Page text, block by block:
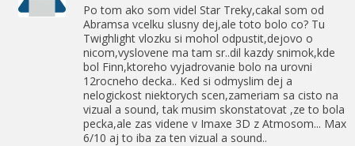
Po tom ako som videl Star Treky,cakal som od
Abramsa vcelku slusny dej,ale toto bolo co? Tu
Twighlight vlozku si mohol odpustit,dejovo o
nicom,vyslovene ma tam sr..dil kazdy snimok,kde
bol Finn,ktoreho vyjadrovanie bolo na urovni
12rocneho decka.. Ked si odmyslim dej a
nelogickost niektorych scen,zameriam sa cisto na
vizual a sound, tak musim skonstatovat ,ze to bola
pecka,ale zas videne v Imaxe 3D z Atmosom... Max
6/10 aj to iba za ten vizual a sound..